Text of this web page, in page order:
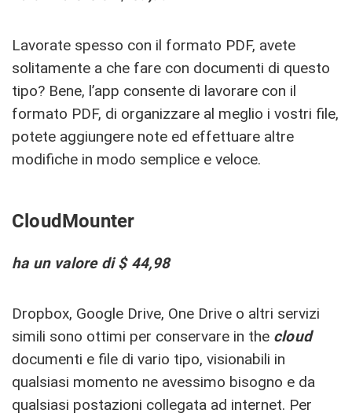
Lavorate spesso con il formato PDF, avete
solitamente a che fare con documenti di questo
tipo? Bene, l’app consente di lavorare con il
formato PDF, di organizzare al meglio i vostri file,
potete aggiungere note ed effettuare altre
modifiche in modo semplice e veloce.
CloudMounter
ha un valore di $ 44,98
Dropbox, Google Drive, One Drive o altri servizi
simili sono ottimi per conservare in the cloud
documenti e file di vario tipo, visionabili in
qualsiasi momento ne avessimo bisogno e da
qualsiasi postazioni collegata ad internet. Per